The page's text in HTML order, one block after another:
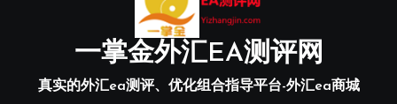
一掌金外汇EA测评网
真实的外汇ea测评、优化组合指导平台-外汇ea商城